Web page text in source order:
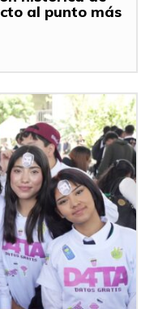
al punto más